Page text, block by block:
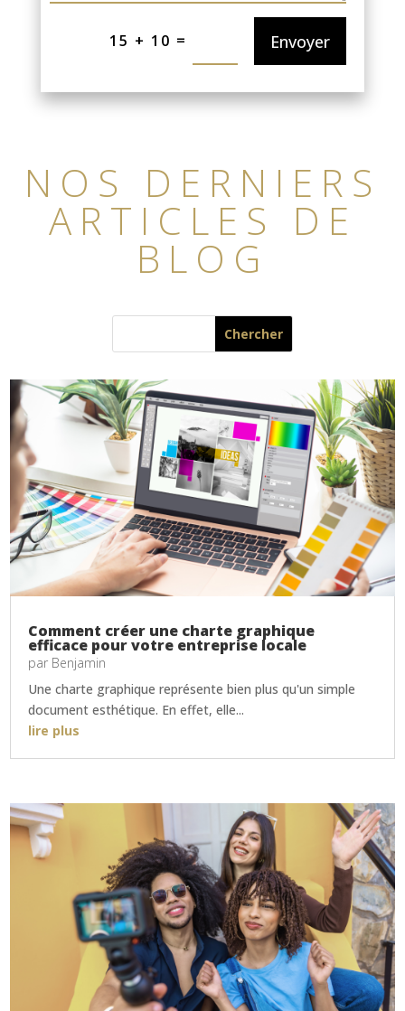
15 + 10 = Envoyer
NOS DERNIERS
ARTICLES DE
BLOG
Comment créer une charte graphique
efficace pour votre entreprise locale
par Benjamin
Une charte graphique représente bien plus qu'un simple
document esthétique. En effet, elle...
lire plus